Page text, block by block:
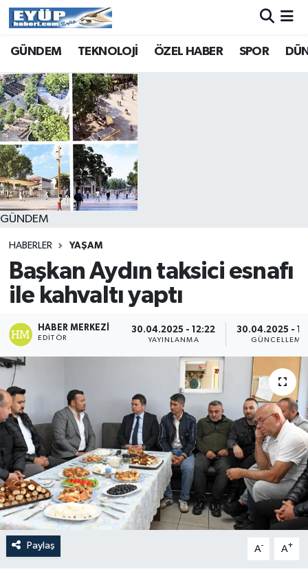
GÜNDEM TEKNOLOJİ ÖZEL HABER SPOR
GÜNDEM
HABERLER YAŞAM
Başkan Aydın taksici esnafı
ile kahvaltı yaptı
HABER MERKEZI
EDITÖR
30.04.2025 - 12:22
YAYINLANMA
30.04.2025 -
GÜNCELLEME
Paylaş A- A+